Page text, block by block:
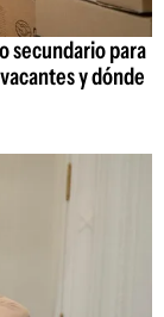
secundario para
y dónde